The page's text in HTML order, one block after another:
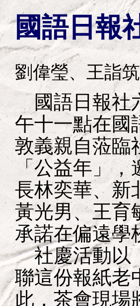
國語日報
劉偉瑩、王詣
國語日報社
午十一點在國
敦義親自蒞臨
「公益年」
長林奕華、新
黃光男、王育
承諾在偏遠學
社慶活動以
聯這份報紙老
此，茶會現場